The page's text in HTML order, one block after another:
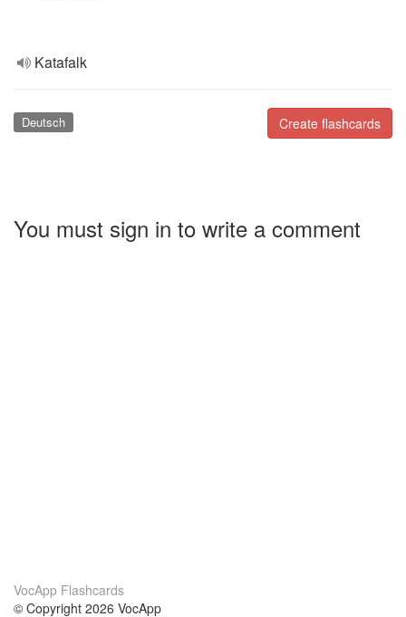
Katafalk
Create flashcards
Deutsch
You must sign in to write a comment
VocApp Flashcards
© Copyright 2026 VocApp